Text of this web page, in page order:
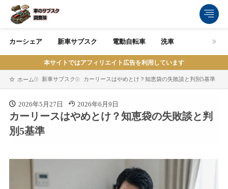
カーシェア 新車サブスク 電動自転車 洗車
本サイトではアフィリエイト広告を利用しています
ホーム 新車サブスク カーリースはやめとけ？知恵袋の失敗談と判別5基準
2026年5月27日 2026年6月9日
カーリースはやめとけ？知恵袋の失敗談と判
別5基準